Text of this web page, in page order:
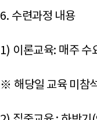
6. 수련과정 내용
1) 이론교육: 매주 수
※ 해당일 교육 미참